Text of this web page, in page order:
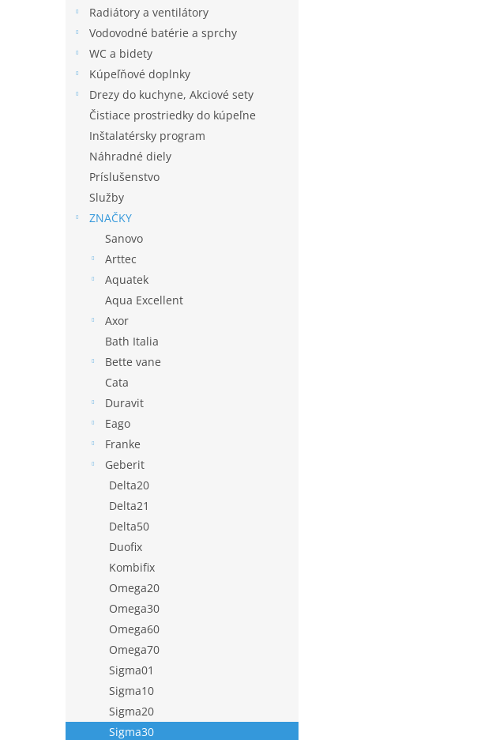
Radiátory a ventilátory
Vodovodné batérie a sprchy
WC a bidety
Kúpeľňové doplnky
Drezy do kuchyne, Akciové sety
Čistiace prostriedky do kúpeľne
Inštalatérsky program
Náhradné diely
Príslušenstvo
Služby
ZNAČKY
Sanovo
Arttec
Aquatek
Aqua Excellent
Axor
Bath Italia
Bette vane
Cata
Duravit
Eago
Franke
Geberit
Delta20
Delta21
Delta50
Duofix
Kombifix
Omega20
Omega30
Omega60
Omega70
Sigma01
Sigma10
Sigma20
Sigma30